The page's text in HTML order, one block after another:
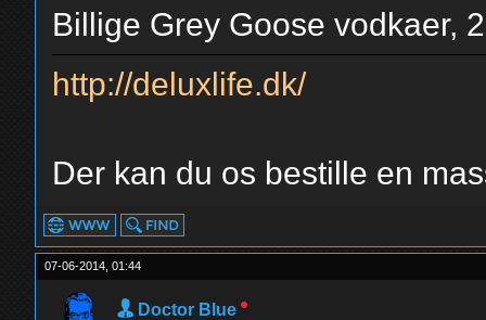
Billige Grey Goose vodkaer,
http://deluxlife.dk/
Der kan du os bestille en
07-06-2014, 01:44
Doctor Blue